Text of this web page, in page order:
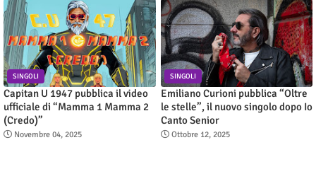
SINGOLI
Capitan U 1947 pubblica il video
ufficiale di “Mamma 1 Mamma 2
(Credo)”
Novembre 04, 2025
SINGOLI
Emiliano Curioni pubblica “Oltre
le stelle”, il nuovo singolo dopo Io
Canto Senior
Ottobre 12, 2025